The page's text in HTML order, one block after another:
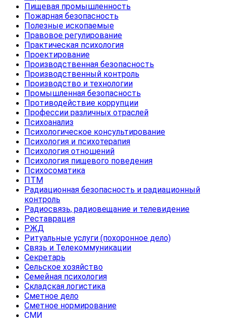
Пищевая промышленность
Пожарная безопасность
Полезные ископаемые
Правовое регулирование
Практическая психология
Проектирование
Производственная безопасность
Производственный контроль
Производство и технологии
Промышленная безопасность
Противодействие коррупции
Профессии различных отраслей
Психоанализ
Психологическое консультирование
Психология и психотерапия
Психология отношений
Психология пищевого поведения
Психосоматика
ПТМ
Радиационная безопасность и радиационный
контроль
Радиосвязь, радиовещание и телевидение
Реставрация
РЖД
Ритуальные услуги (похоронное дело)
Связь и Телекоммуникации
Секретарь
Сельское хозяйство
Семейная психология
Складская логистика
Сметное дело
Сметное нормирование
СМИ